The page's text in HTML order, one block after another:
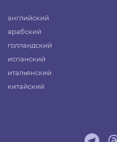
английский
арабский
голландский
испанский
итальянский
китайский